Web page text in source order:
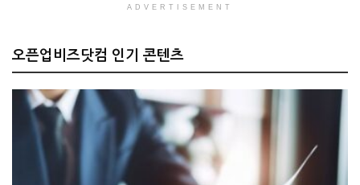
ADVERTISEMENT
오픈업비즈닷컴 인기 콘텐츠